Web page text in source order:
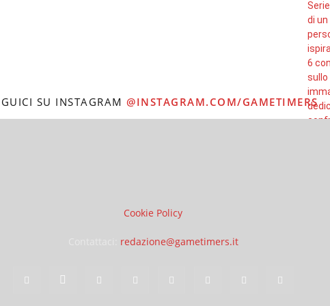
SU INSTAGRAM @INSTAGRAM.COM/GAMETIMERS
Cookie Policy
redazione@gametimers.it